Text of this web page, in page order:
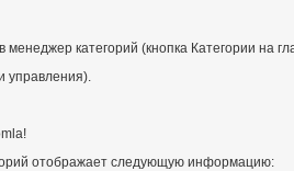
менеджер категорий (кнопка Категории на
управления).
отображает следующую информацию: